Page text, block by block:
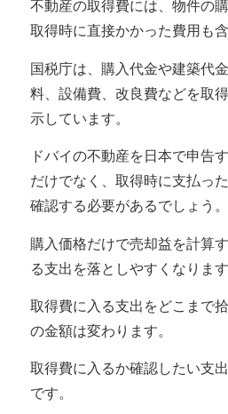
不動産の取得費には、物件の
取得時に直接かかった費用も
国税庁は、購入代金や建築代
料、設備費、改良費などを取
示しています。
ドバイの不動産を日本で申告
だけでなく、取得時に支払っ
確認する必要があるでしょう。
購入価格だけで売却益を計算
る支出を落としやすくなります
取得費に入る支出をどこまで
の金額は変わります。
取得費に入るか確認したい支
です。